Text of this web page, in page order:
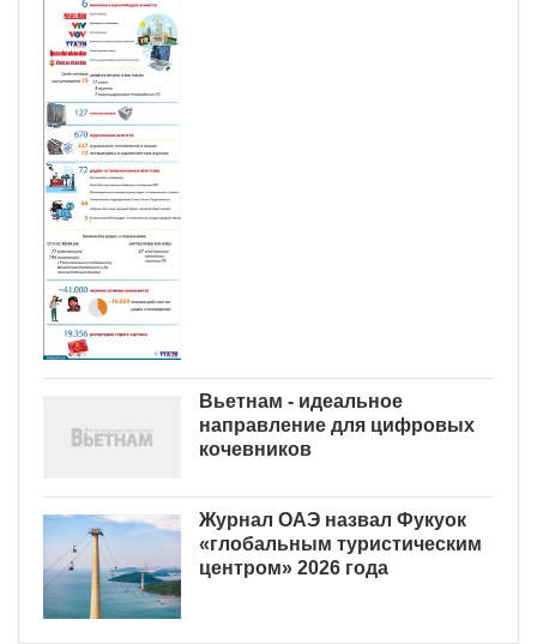
Вьетнам - идеальное
направление для цифровых
кочевников
Журнал ОАЭ назвал Фукуок
«глобальным туристическим
центром» 2026 года